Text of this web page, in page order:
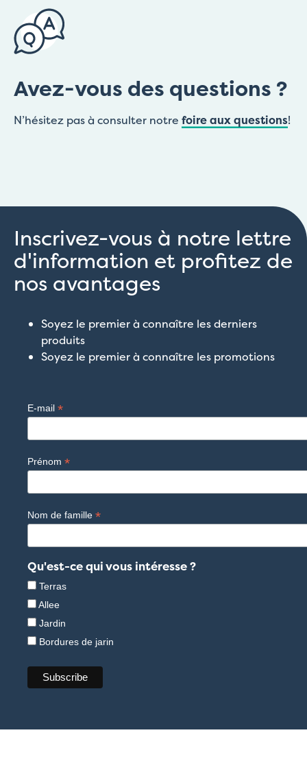
Avez-vous des questions ?
N’hésitez pas à consulter notre foire aux questions!
Inscrivez-vous à notre lettre
d'information et profitez de
nos avantages
Soyez le premier à connaître les derniers
produits
Soyez le premier à connaître les promotions
E-mail *
Prénom *
Nom de famille *
Qu'est-ce qui vous intéresse ?
Terras
Allee
Jardin
Bordures de jarin